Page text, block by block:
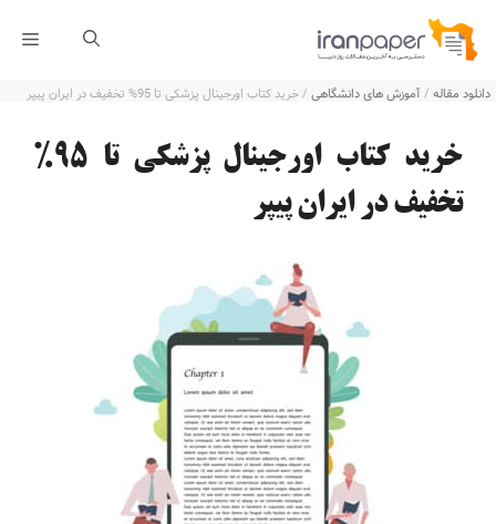
پرش
محتوا
دانلود مقاله /آموزش های دانشگاهی /خرید کتاب اورجینال پزشکی تا 95% تخفیف در ایران پیپر
خرید کتاب اورجینال پزشکی تا 95%
تخفیف در ایران پیپر